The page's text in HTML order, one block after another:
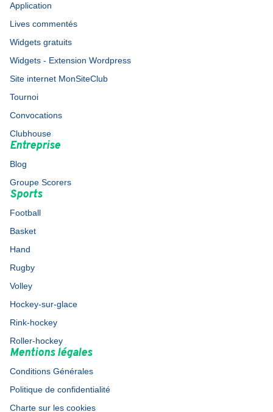
Application
Lives commentés
Widgets gratuits
Widgets - Extension Wordpress
Site internet MonSiteClub
Tournoi
Convocations
Clubhouse
Entreprise
Blog
Groupe Scorers
Sports
Football
Basket
Hand
Rugby
Volley
Hockey-sur-glace
Rink-hockey
Roller-hockey
Mentions légales
Conditions Générales
Politique de confidentialité
Charte sur les cookies